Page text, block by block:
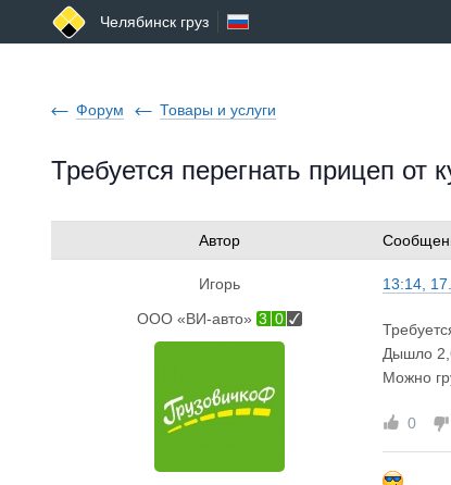
Челябинск груз
Форум Товары и услуги
Требуется перегнать прицеп от
Автор
Игорь
ООО «ВИ-авто» 3 0
13:14,
Дышло
Можно
0